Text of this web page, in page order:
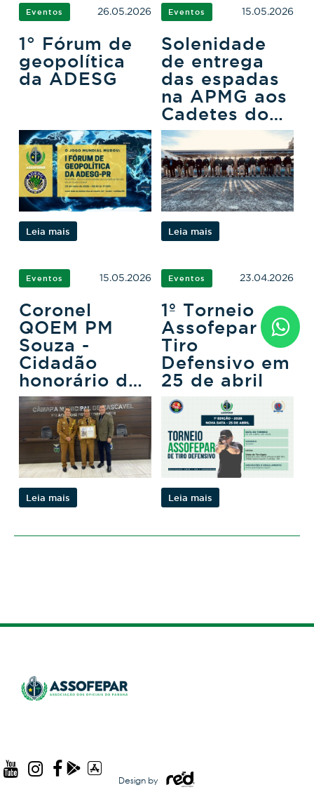
Eventos 26.05.2026
1° Fórum de
geopolítica
da ADESG
Leia mais
Eventos 15.05.2026
Solenidade
de entrega
das espadas
na APMG aos
Cadetes do
3ºCFO
Leia mais
Eventos 15.05.2026
Coronel
QOEM PM
Souza -
Cidadão
honorário de
Cascavel
Leia mais
Eventos 23.04.2026
1º Torneio
Assofepar de
Tiro
Defensivo em
25 de abril
Leia mais
Design by